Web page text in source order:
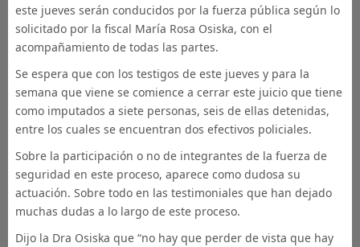
este jueves serán conducidos por la fuerza pública según lo
solicitado por la fiscal María Rosa Osiska, con el
acompañamiento de todas las partes.
Se espera que con los testigos de este jueves y para la
semana que viene se comience a cerrar este juicio que tiene
como imputados a siete personas, seis de ellas detenidas,
entre los cuales se encuentran dos efectivos policiales.
Sobre la participación o no de integrantes de la fuerza de
seguridad en este proceso, aparece como dudosa su
actuación. Sobre todo en las testimoniales que han dejado
muchas dudas a lo largo de este proceso.
Dijo la Dra Osiska que “no hay que perder de vista que hay